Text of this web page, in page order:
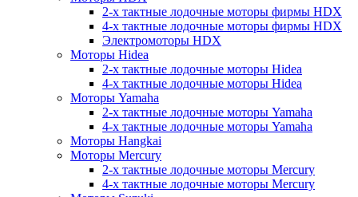
2-х тактные лодочные моторы фирмы HDX
4-х тактные лодочные моторы фирмы HDX
Электромоторы HDX
Моторы Hidea
2-х тактные лодочные моторы Hidea
4-х тактные лодочные моторы Hidea
Моторы Yamaha
2-х тактные лодочные моторы Yamaha
4-х тактные лодочные моторы Yamaha
Моторы Hangkai
Моторы Mercury
2-х тактные лодочные моторы Mercury
4-х тактные лодочные моторы Mercury